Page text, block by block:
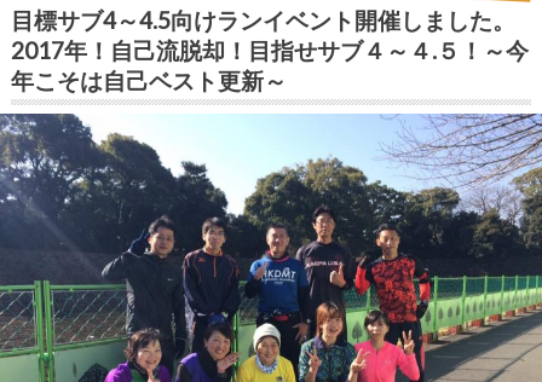
目標サブ4～4.5向けランイベント開催しました。
2017年！自己流脱却！目指せサブ４～４.５！～今
年こそは自己ベスト更新～